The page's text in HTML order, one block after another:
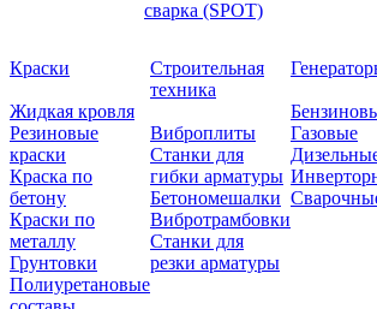
сварка (SPOT)
Краски
Жидкая кровля
Резиновые
краски
Краска по
бетону
Краски по
металлу
Грунтовки
Полиуретановые
Строительная
техника
Виброплиты
Станки для
гибки арматуры
Бетономешалки
Вибротрамбовки
Станки для
резки арматуры
Газовые